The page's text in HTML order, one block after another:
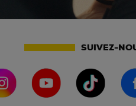
SUIVEZ-